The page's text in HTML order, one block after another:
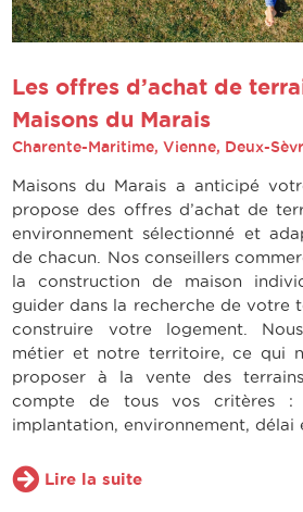
Les offres d’achat de
Maisons du Marais
Charente-Maritime, Vienne, Deux-
Maisons du Marais a anticipé
propose des offres d’achat de
environnement sélectionné et
de chacun. Nos conseillers
la construction de maison
guider dans la recherche de votre
construire votre logement.
métier et notre territoire, ce qui
proposer à la vente des
compte de tous vos critères :
implantation, environnement, délai
Lire la suite